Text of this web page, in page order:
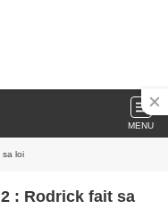
MENU
sa loi
: Rodrick fait sa